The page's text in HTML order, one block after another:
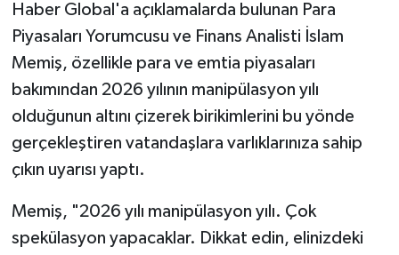
Haber Global'a açıklamalarda bulunan Para
Piyasaları Yorumcusu ve Finans Analisti İslam
Memiş, özellikle para ve emtia piyasaları
bakımından 2026 yılının manipülasyon yılı
olduğunun altını çizerek birikimlerini bu yönde
gerçekleştiren vatandaşlara varlıklarınıza sahip
çıkın uyarısı yaptı.
Memiş, "2026 yılı manipülasyon yılı. Çok
spekülasyon yapacaklar. Dikkat edin, elinizdeki
TURİZM
VİDEO HABER
YAŞAM